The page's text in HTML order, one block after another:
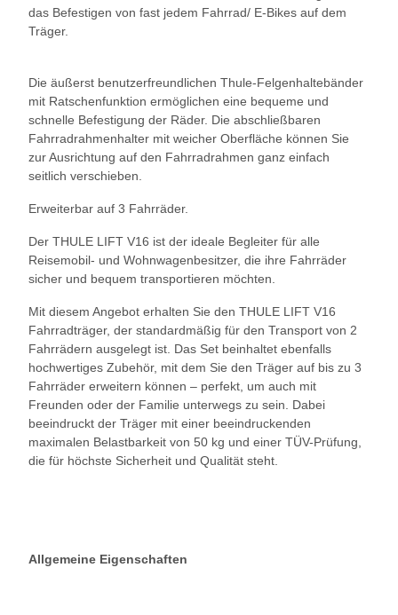
das Befestigen von fast jedem Fahrrad/ E-Bikes auf dem
Träger.
Die äußerst benutzerfreundlichen Thule-Felgenhaltebänder
mit Ratschenfunktion ermöglichen eine bequeme und
schnelle Befestigung der Räder. Die abschließbaren
Fahrradrahmenhalter mit weicher Oberfläche können Sie
zur Ausrichtung auf den Fahrradrahmen ganz einfach
seitlich verschieben.
Erweiterbar auf 3 Fahrräder.
Der THULE LIFT V16 ist der ideale Begleiter für alle
Reisemobil- und Wohnwagenbesitzer, die ihre Fahrräder
sicher und bequem transportieren möchten.
Mit diesem Angebot erhalten Sie den THULE LIFT V16
Fahrradträger, der standardmäßig für den Transport von 2
Fahrrädern ausgelegt ist. Das Set beinhaltet ebenfalls
hochwertiges Zubehör, mit dem Sie den Träger auf bis zu 3
Fahrräder erweitern können – perfekt, um auch mit
Freunden oder der Familie unterwegs zu sein. Dabei
beeindruckt der Träger mit einer beeindruckenden
maximalen Belastbarkeit von 50 kg und einer TÜV-Prüfung,
die für höchste Sicherheit und Qualität steht.
Allgemeine Eigenschaften